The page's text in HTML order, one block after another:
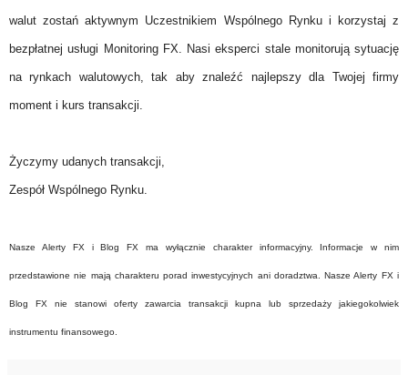
walut zostań aktywnym Uczestnikiem Wspólnego Rynku i korzystaj z
bezpłatnej usługi Monitoring FX. Nasi eksperci stale monitorują sytuację
na rynkach walutowych, tak aby znaleźć najlepszy dla Twojej firmy
moment i kurs transakcji.
Życzymy udanych transakcji,
Zespół Wspólnego Rynku.
Nasze Alerty FX i Blog FX ma wyłącznie charakter informacyjny. Informacje w nim
przedstawione nie mają charakteru porad inwestycyjnych ani doradztwa. Nasze Alerty FX i
Blog FX nie stanowi oferty zawarcia transakcji kupna lub sprzedaży jakiegokolwiek
instrumentu finansowego.